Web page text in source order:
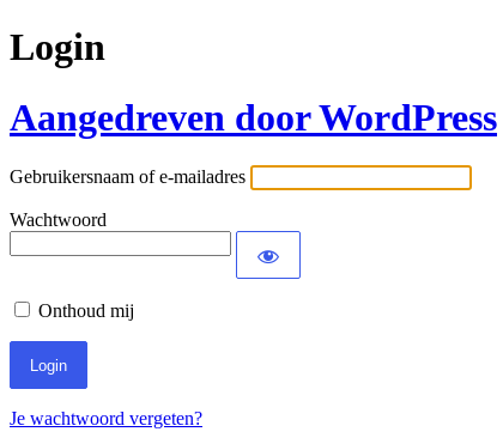
Login
Aangedreven door WordPress
Gebruikersnaam of e-mailadres
Wachtwoord
Onthoud mij
Je wachtwoord vergeten?